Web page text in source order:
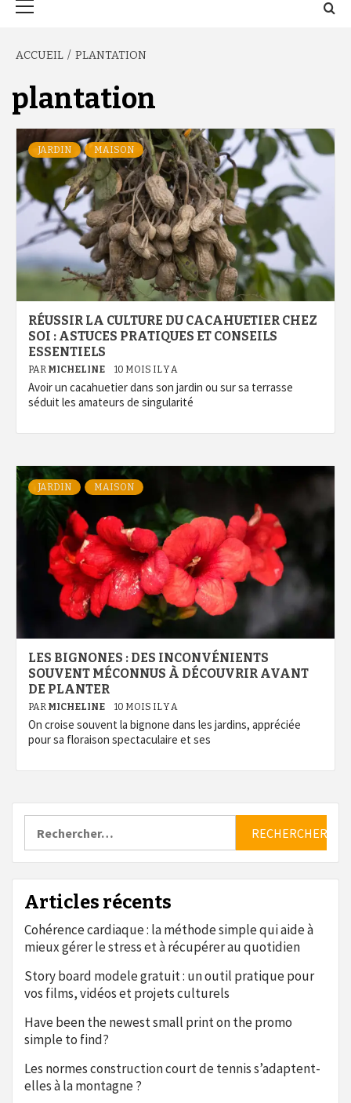
ACCUEIL PLANTATION
plantation
JARDIN MAISON
RÉUSSIR LA CULTURE DU CACAHUETIER CHEZ
SOI : ASTUCES PRATIQUES ET CONSEILS
ESSENTIELS
PAR MICHELINE 10 MOIS IL Y A
Avoir un cacahuetier dans son jardin ou sur sa terrasse
séduit les amateurs de singularité
JARDIN MAISON
LES BIGNONES : DES INCONVÉNIENTS
SOUVENT MÉCONNUS À DÉCOUVRIR AVANT
DE PLANTER
PAR MICHELINE 10 MOIS IL Y A
On croise souvent la bignone dans les jardins, appréciée
pour sa floraison spectaculaire et ses
Articles récents
Cohérence cardiaque : la méthode simple qui aide à
mieux gérer le stress et à récupérer au quotidien
Story board modele gratuit : un outil pratique pour
vos films, vidéos et projets culturels
Have been the newest small print on the promo
simple to find?
Les normes construction court de tennis s’adaptent-
elles à la montagne ?